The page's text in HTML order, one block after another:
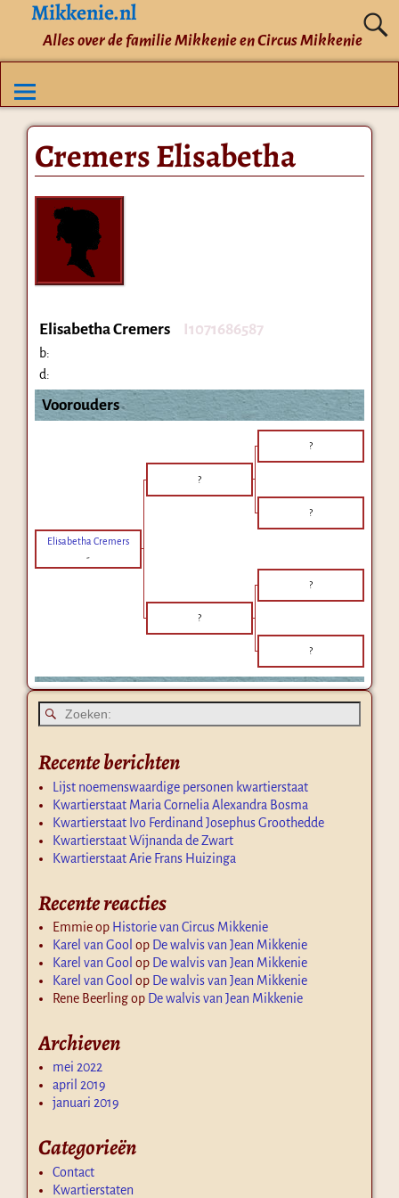
Mikkenie.nl
Alles over de familie Mikkenie en Circus Mikkenie
Cremers Elisabetha
Elisabetha Cremers I1071686587
b:
d:
Voorouders
?
?
?
Elisabetha Cremers
-
?
?
?
Recente berichten
Lijst noemenswaardige personen kwartierstaat
Kwartierstaat Maria Cornelia Alexandra Bosma
Kwartierstaat Ivo Ferdinand Josephus Groothedde
Kwartierstaat Wijnanda de Zwart
Kwartierstaat Arie Frans Huizinga
Recente reacties
Emmieop Historie van Circus Mikkenie
Karel van Gool op De walvis van Jean Mikkenie
Karel van Gool op De walvis van Jean Mikkenie
Karel van Gool op De walvis van Jean Mikkenie
Rene Beerlingop De walvis van Jean Mikkenie
Archieven
mei 2022
april 2019
januari 2019
Categorieën
Contact
Kwartierstaten